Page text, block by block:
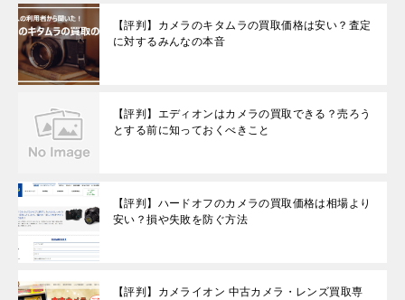
【評判】カメラのキタムラの買取価格は安い？査定
に対するみんなの本音
【評判】エディオンはカメラの買取できる？売ろう
とする前に知っておくべきこと
【評判】ハードオフのカメラの買取価格は相場より
安い？損や失敗を防ぐ方法
【評判】カメライオン 中古カメラ・レンズ買取専